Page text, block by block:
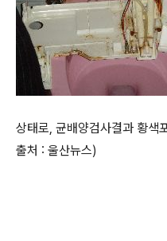
상태로, 균배양검사결과 황색
출처 : 울산뉴스)